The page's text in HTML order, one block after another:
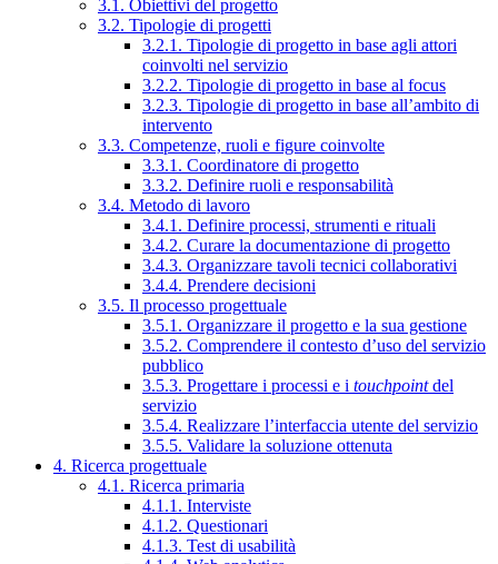
3.1. Obiettivi del progetto
3.2. Tipologie di progetti
3.2.1. Tipologie di progetto in base agli attori
coinvolti nel servizio
3.2.2. Tipologie di progetto in base al focus
3.2.3. Tipologie di progetto in base all’ambito di
intervento
3.3. Competenze, ruoli e figure coinvolte
3.3.1. Coordinatore di progetto
3.3.2. Definire ruoli e responsabilità
3.4. Metodo di lavoro
3.4.1. Definire processi, strumenti e rituali
3.4.2. Curare la documentazione di progetto
3.4.3. Organizzare tavoli tecnici collaborativi
3.4.4. Prendere decisioni
3.5. Il processo progettuale
3.5.1. Organizzare il progetto e la sua gestione
3.5.2. Comprendere il contesto d’uso del servizio
pubblico
3.5.3. Progettare i processi e i touchpointdel
servizio
3.5.4. Realizzare l’interfaccia utente del servizio
3.5.5. Validare la soluzione ottenuta
4. Ricerca progettuale
4.1. Ricerca primaria
4.1.1. Interviste
4.1.2. Questionari
4.1.3. Test di usabilità